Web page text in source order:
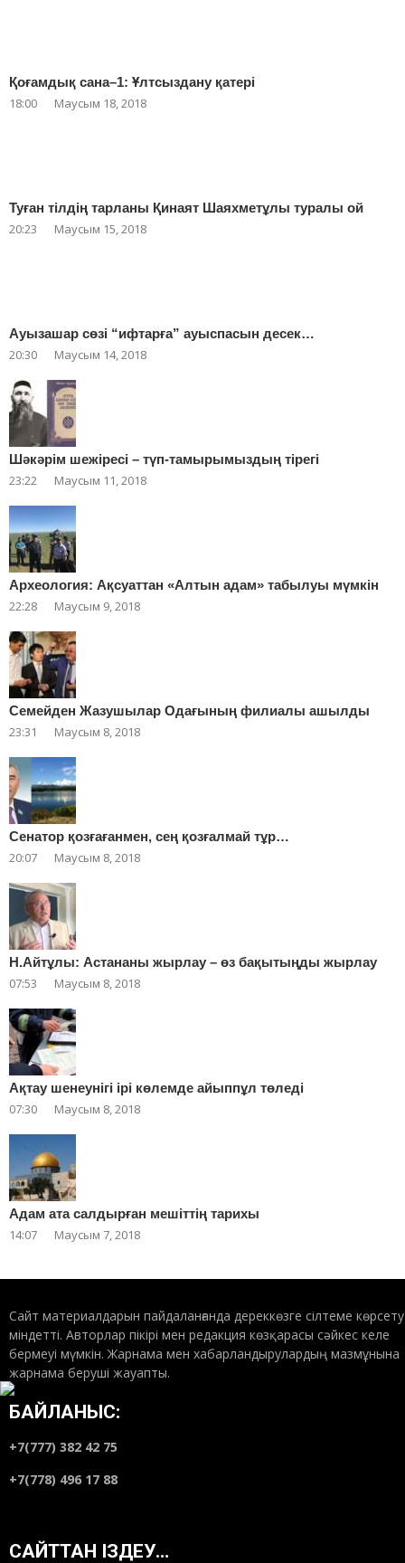
Қоғамдық сана–1: Ұлтсыздану қатері
18:00 Маусым 18, 2018
Туған тілдің тарланы Қинаят Шаяхметұлы туралы ой
20:23 Маусым 15, 2018
Ауызашар сөзі “ифтарға” ауыспасын десек…
20:30 Маусым 14, 2018
Шәкәрім шежіресі – түп-тамырымыздың тірегі
23:22 Маусым 11, 2018
Археология: Ақсуаттан «Алтын адам» табылуы мүмкін
22:28 Маусым 9, 2018
Cемейден Жазушылар Одағының филиалы ашылды
23:31 Маусым 8, 2018
Сенатор қозғағанмен, сең қозғалмай тұр…
20:07 Маусым 8, 2018
Н.Айтұлы: Астананы жырлау – өз бақытыңды жырлау
07:53 Маусым 8, 2018
Ақтау шенеунігі ірі көлемде айыппұл төледі
07:30 Маусым 8, 2018
Адам ата салдырған мешіттің тарихы
14:07 Маусым 7, 2018
Сайт материалдарын пайдаланғанда дереккөзге сілтеме көрсету
міндетті. Авторлар пікірі мен редакция көзқарасы сәйкес келе
бермеуі мүмкін. Жарнама мен хабарландырулардың мазмұнына
жарнама беруші жауапты.
БАЙЛАНЫС:
+7(777) 382 42 75
+7(778) 496 17 88
САЙТТАН ІЗДЕУ…